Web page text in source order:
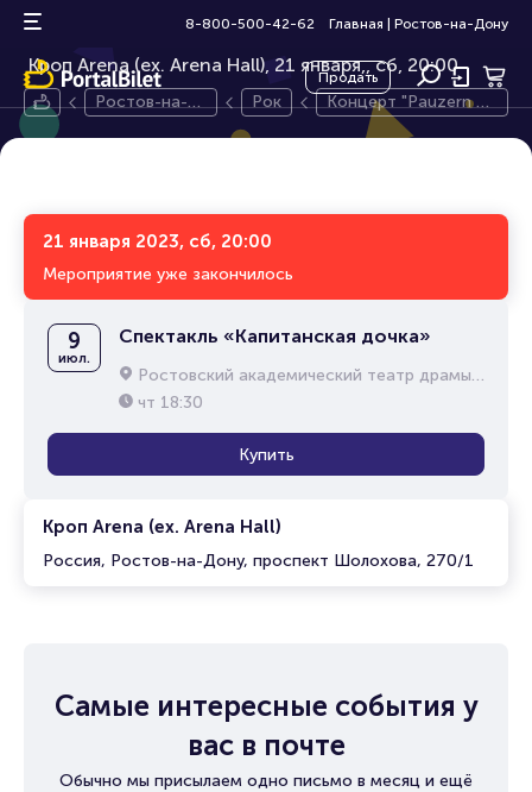
8-800-500-42-62 Главная Ростов-на-Дону
Продать
Концерт "Pauzern Picnic"
Кроп Arena (ex. Arena Hall), 21 января,
16+
сб, 20:00
Ростов-на-Д
Рок
Концерт "Pauzern Pi
21 января 2023, сб, 20:00
Мероприятие уже закончилось
Кроп Arena (ex. Arena Hall)
Россия, Ростов-на-Дону, проспект Шолохова, 270/1
9
июл.
Спектакль «Капитанская дочка»
Ростовский академический театр драмы им. М.Горького
чт 18:30
Купить
Самые интересные события у
вас в почте
Обычно мы присылаем одно письмо в месяц и ещё